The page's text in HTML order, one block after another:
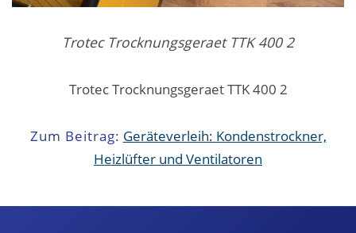
Trotec Trocknungsgeraet TTK 400 2
Trotec Trocknungsgeraet TTK 400 2
Zum Beitrag: Geräteverleih: Kondenstrockner,
Heizlüfter und Ventilatoren